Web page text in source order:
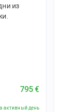
из
795 €
активный день